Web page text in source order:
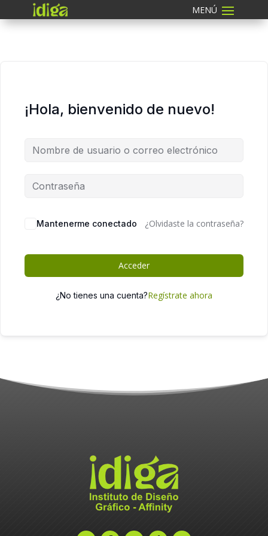
¡Hola, bienvenido de nuevo!
Mantenerme conectado ¿Olvidaste la contraseña?
Acceder
¿No tienes una cuenta?Regístrate ahora